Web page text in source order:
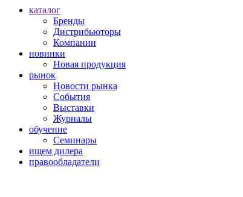
каталог
Бренды
Дистрибьюторы
Компании
новинки
Новая продукция
рынок
Новости рынка
Cобытия
Выставки
Журналы
обучение
Семинары
ищем дилера
правообладатели